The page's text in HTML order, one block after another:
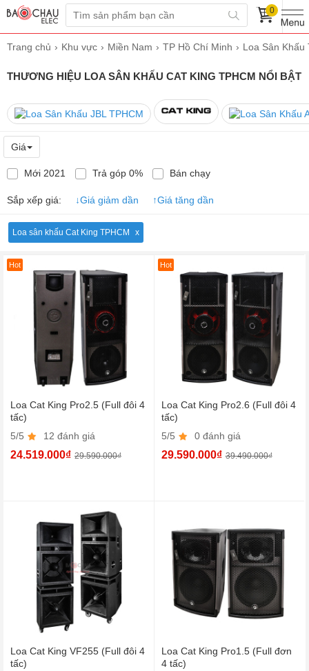
0
Trang chủ Khu vực Miền Nam TP Hồ Chí Minh Loa Sân Khấu
THƯƠNG HIỆU LOA SÂN KHẤU CAT KING TPHCM NỔI BẬT
Giá
Mới 2021 Trả góp 0% Bán chạy
Sắp xếp giá: ↓Giá giảm dần ↑Giá tăng dần
Loa sân khấu Cat King TPHCM
Loa Cat King Pro2.5 (Full đôi 4
tấc)
5/5
12 đánh giá
24.519.000₫ 29.590.000₫
Hot
Loa Cat King Pro2.6 (Full đôi 4
tấc)
5/5
0 đánh giá
29.590.000₫ 39.490.000₫
Hot
Loa Cat King VF255 (Full đôi 4
tấc)
Loa Cat King Pro1.5 (Full đơn
4 tấc)